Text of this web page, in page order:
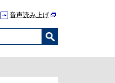
音声読み上げ